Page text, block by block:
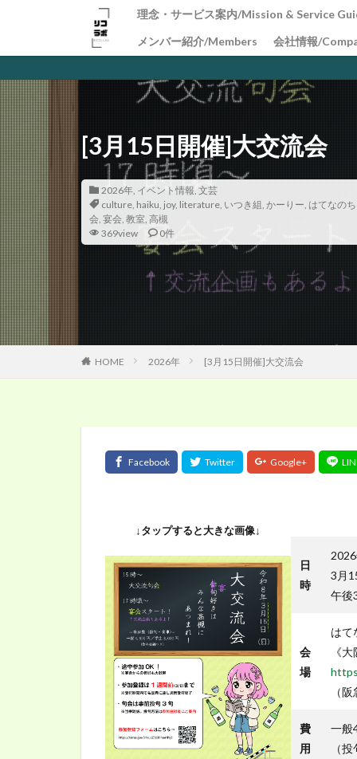
理念・サービス案内/Mission & Service
メンバー紹介/Members
会社情報/
[3月15日開催]大交流会
2026年, イベント情報, 文芸
culture, haiku, joy, literature, いつき組, かーりー, はてなの
会, 宴会, 教室, 高槻
369view
0件
HOME 2026年 [3月15日開催]大交流会
↓タップすると大きな画像↓
日
時
3月
午後
会
場
はて
《
（
費
用
一般
（